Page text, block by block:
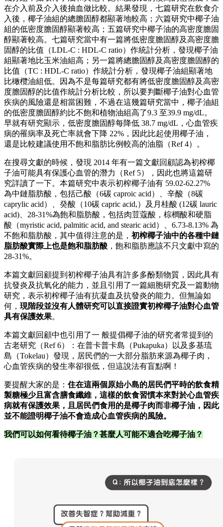
在介入前及介入後抽血做比較。結果發現，七篇研究在飲食介
入後，椰子油組的總膽固醇都顯著地較高；六篇研究中椰子油
組的低密度膽固醇顯著較高；五篇研究中椰子油的高密度膽固
醇顯著較高。七篇研究當中有一篇將低密度膽固醇及高密度膽
固醇的比值（LDL-C : HDL-C ratio）作統計分析，發現椰子油
組顯著地比玉米油組高；另一篇將總膽固醇及高密度膽固醇的
比值（TC : HDL-C ratio）作統計分析，發現椰子油組顯著地
比橄欖油組低。因為不是每篇研究都有將低密度膽固醇及高密
度膽固醇的比值作統計分析比較，所以要判斷椰子油對心血管
疾病的風險還是相當困難，不過在這幾篇研究當中，椰子油組
的低密度膽固醇約比不飽和植物油組高了9.3 至39.9 mg/dL。
早就有研究顯示，低密度膽固醇每降低 38.7 mg/dL，心血管疾
病的罹病率及死亡率就會下降 22%，因此比起使用椰子油，
還是比較建議使用不飽和脂肪比例較高的油脂（Ref 4）。
在搜尋文獻的時候，發現 2014 年有一篇文獻回顧認為初榨椰
子油可能具有保護心血管的潛力（Ref 5），因此也將這篇研
究詳讀了一下。本篇研究中表示初榨椰子油有 59.02-62.27%
為中鏈脂肪酸，包括己酸（6碳 caproic acid）、辛酸（8碳
caprylic acid）、癸酸（10碳 capric acid,）及月桂酸 (12碳 lauric
acid)、28-31%為飽和脂肪酸，包括肉荳蔻酸，棕櫚酸和硬脂
酸（myristic acid, palmitic acid, and stearic acid）、6.73-8.13% 為
不飽和脂肪酸，其中值得注意的是， 初榨椰子油中的各種中鏈
脂肪酸實際上也是飽和脂肪酸 ，飽和脂肪應該不只文獻中寫的
28-31%。
本篇文獻回顧提到初榨椰子油具有許多多酚類物質，因此具有
抗發炎及抗氧化的能力，並且引用了一篇細胞研究及一篇動物
研究，表示初榨椰子油有抗凝血及抗發炎的能力。但無論如
何， 現階段並沒有人體研究可以直接證實初榨椰子油對心血管
具有保護效果。
本篇文獻回顧中也引用了一 般提倡椰子油的研究者常提到的
古老研究（Ref 6）：在普卡普卡島（Pukapuka）以及多基琉
島（Tokelau）發現，居民們的一大部分脂肪來源為椰子肉，
心血管疾病的發生率卻很低，但這說法有盲點啊！
要提醒大家的是： 住在這兩個原始小島的居民們平時的飲食精
製糖極少且富含膳食纖維，這樣的飲食習慣本來對於心血管疾
病就有保護效果，且居民們食用的是椰子肉而非椰子油，因此
並不能證明椰子油不會造成心血管疾病的風險。
我們可以如何看待椰子油？甚麼人可能不適合吃椰子油？